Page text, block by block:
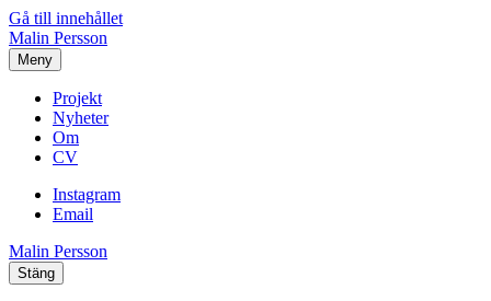
Gå till innehållet
Malin Persson
Meny
Projekt
Nyheter
Om
CV
Instagram
Email
Malin Persson
Stäng